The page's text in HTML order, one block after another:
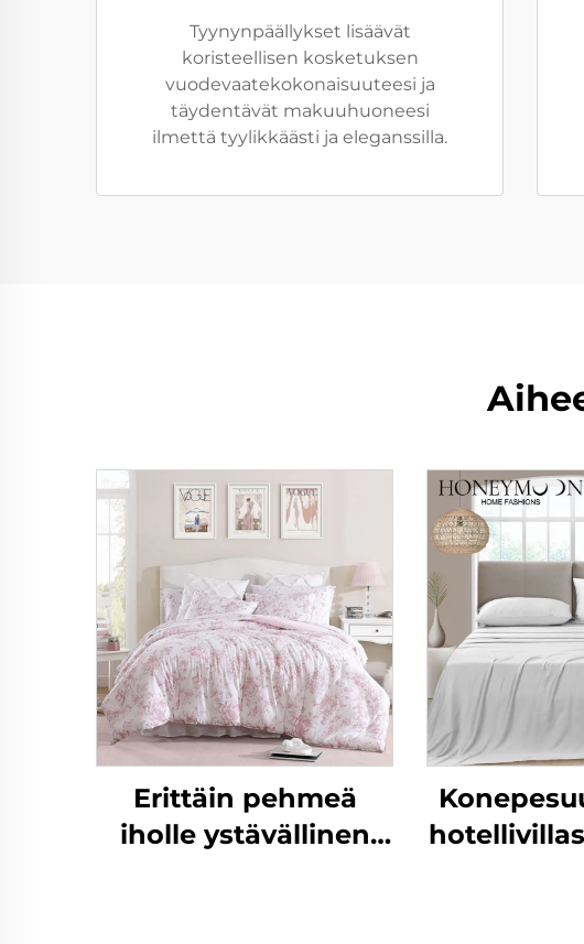
Tyynynpäällykset lisäävät
koristeellisen kosketuksen
vuodevaatekokonaisuuteesi ja
täydentävät makuuhuoneesi
ilmettä tyylikkäästi ja eleganssilla.
Erittäin pehmeä
iholle ystävällinen